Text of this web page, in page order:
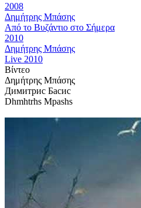
2008
Δημήτρης Μπάσης
Από το Βυζάντιο στο Σήμερα
2010
Δημήτρης Μπάσης
Live 2010
Βίντεο
Δημήτρης Μπάσης
Димитрис Басис
Dhmhtrhs Mpashs